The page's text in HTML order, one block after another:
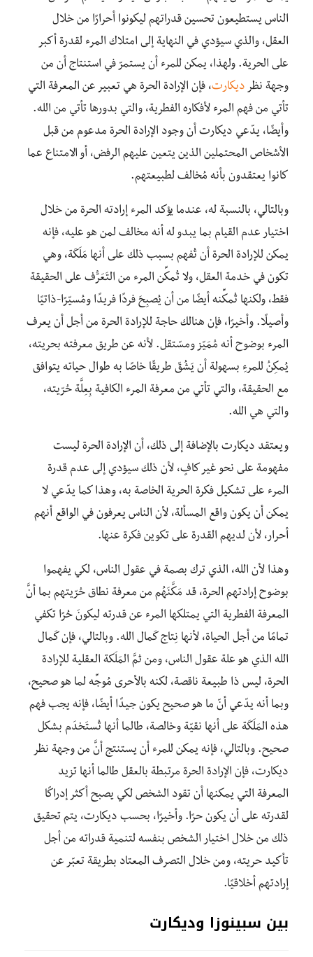
الناس يستطيعون تحسين قدراتهم ليكونوا أحرارًا من خلال
العقل، والذي سيؤدي في النهاية إلى امتلاك المرء لقدرة أكبر
على الحرية. ولهذا، يمكن للمرء أن يستمرّ في استنتاج أن من
وجهة نظر ديكارت، فإن الإرادة الحرة هي تعبير عن المعرفة التي
تأتي من فهم المرء لأفكاره الفطرية، والتي بدورها تأتي من الله.
وأيضًا، يدّعي ديكارت أن وجود الإرادة الحرة مدعوم من قبل
الأشخاص المحتملين الذين يتعين عليهم الرفض، أو الامتناع عما
كانوا يعتقدون بأنه مُخالف لطبيعتهم.
وبالتالي، بالنسبة له، عندما يؤكد المرء إرادته الحرة من خلال
اختيار عدم القيام بما يبدو له أنه مخالف لمن هو عليه، فإنه
يمكن للإرادة الحرة أن تُفهم بسبب ذلك على أنها مَلَكَة، وهي
تكون في خدمة العقل، ولا تُمكِّن المرء من التَعَرُّف على الحقيقة
فقط، ولكنها تُمكِّنه أيضًا من أن يُصبِحَ فردًا فريدًا ومُسيّرًا-ذاتيًا
وأصيلًا. وأخيرًا، فإن هنالك حاجة للإرادة الحرة من أجل أن يعرف
المرء بوضوح أنه مُمَيّز ومسّتقل. لأنه عن طريق معرفته بحريته،
يُمكِنُ للمرءِ بسهولة أن يَشُقّ طريقًا خاصًا به طوال حياته يتوافق
مع الحقيقة، والتي تأتي من معرفة المرء الكافية بِعِلَّة حُرّيته،
والتي هي الله.
ويعتقد ديكارت بالإضافة إلى ذلك، أن الإرادة الحرة ليست
مفهومة على نحو غير كافٍ، لأن ذلك سيؤدي إلى عدم قدرة
المرء على تشكيل فكرة الحرية الخاصة به، وهذا كما يدّعي لا
يمكن أن يكون واقع المسألة، لأن الناس يعرفون في الواقع أنهم
أحرار، لأن لديهم القدرة على تكوين فكرة عنها.
وهذا لأن الله، الذي ترك بصمة في عقول الناس، لكي يفهموا
بوضوح إرادتهم الحرة، قد مَكَّنَهُم من معرفة نطاق حُرّيتهم بما أنَّ
المعرفة الفطرية التي يمتلكها المرء عن قدرته ليكونَ حُرًا تكفي
تمامًا من أجل الحياة، لأنها نِتاج كَمال الله. وبالتالي، فإن كَمال
الله الذي هو علة عقول الناس، ومن ثمَّ المَلَكة العقلية للإرادة
الحرة، ليس ذا طبيعة ناقصة، لكنه بالأحرى مُوجِّه لما هو صحيح،
وبما أنه يدّعي أنّ ما هو صحيح يكون جيدًا أيضًا، فإنه يجب فهم
هذه المَلَكَة على أنها نقيّة وخالصة، طالما أنها تُستَخدَم بشكل
صحيح. وبالتالي، فإنه يمكن للمرء أن يستنتج أنَّ من وجهة نظر
ديكارت، فإن الإرادة الحرة مرتبطة بالعقل طالما أنها تزيد
المعرفة التي يمكنها أن تقود الشخص لكي يصبح أكثر إدراكًا
لقدرته على أن يكون حرًا. وأخيرًا، بحسب ديكارت، يتم تحقيق
ذلك من خلال اختيار الشخص بنفسه لتنمية قدراته من أجل
تأكيد حريته، ومن خلال التصرف المعتاد بطريقة تعبّر عن
إرادتهم أخلاقيًا.
بين سبينوزا وديكارت